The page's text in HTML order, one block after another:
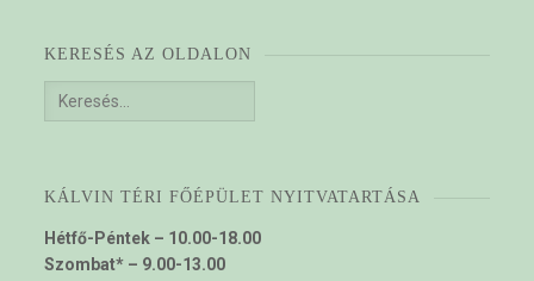
KERESÉS AZ OLDALON
Keresés:
KÁLVIN TÉRI FŐÉPÜLET NYITVATARTÁSA
Hétfő-Péntek – 10.00-18.00
Szombat* – 9.00-13.00